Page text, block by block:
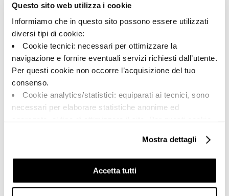
Questo sito web utilizza i cookie
Informiamo che in questo sito possono essere utilizzati
diversi tipi di cookie:
Cookie tecnici: necessari per ottimizzare la
navigazione e fornire eventuali servizi richiesti dall’utente.
Per questi cookie non occorre l’acquisizione del tuo
consenso.
Cookie analytics/statistici: equiparati ai tecnici, sono
necessari per elaborare statistiche anonime ed
Cookie di profilazione/marketing: sono utilizzati, solo
previo tuo consenso, per esaminare le tue abitudini di
navigazione e mostrarti quindi avvisi pubblicitari mirati, in
linea con le tue preferenze.
Mostra dettagli
Accetta tutti
Via Vittorio Veneto, 13 - 40026 Imola (BO)
Tel: +39 0542 601601
BRAND
CERTIFICATION
COLLECTIONS
FAQ
CONTACTS
RÉSEAU DE VENTE